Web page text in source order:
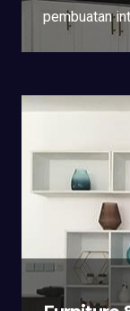
pembuatan